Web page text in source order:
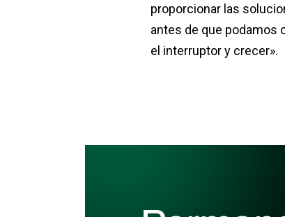
proporcionar las
antes de que podamos
el interruptor y crecer».